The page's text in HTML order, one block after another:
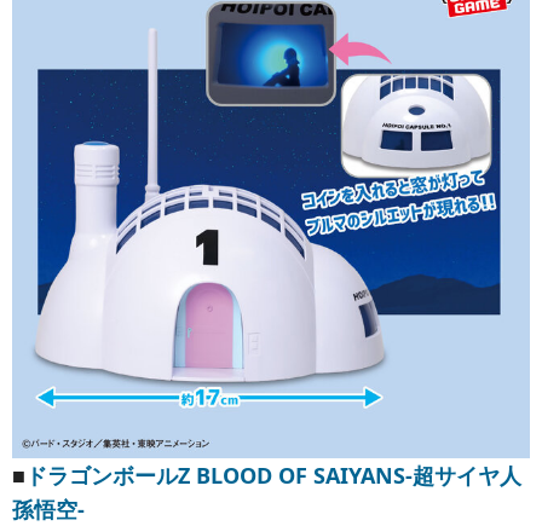
■ ドラゴンボールZ BLOOD OF SAIYANS-超サイヤ人
孫悟空-